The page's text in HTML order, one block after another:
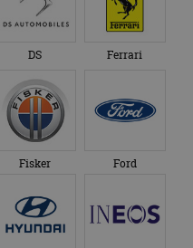
DS Ferrari
Fisker Ford